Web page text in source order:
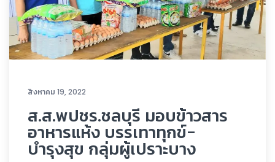
สิงหาคม 19, 2022
ส.ส.พปชร.ชลบุรี มอบข้าวสาร
อาหารแห้ง บรรเทาทุกข์-
บำรุงสุข กลุ่มผู้เปราะบาง